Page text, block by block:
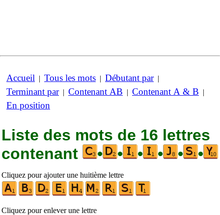
Accueil | Tous les mots | Débutant par|
Terminant par| Contenant AB | Contenant A & B |
En position
Liste des mots de 16 lettres
contenant
• • • • • •
Cliquez pour ajouter une huitième lettre
Cliquez pour enlever une lettre